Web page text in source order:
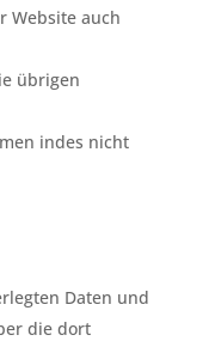
Website auch
übrigen
indes nicht
Daten und
die dort